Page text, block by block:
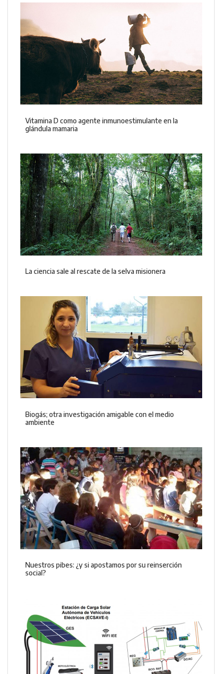
Vitamina D como agente inmunoestimulante en la
glándula mamaria
La ciencia sale al rescate de la selva misionera
Biogás; otra investigación amigable con el medio
ambiente
Nuestros pibes: ¿y si apostamos por su reinserción
social?